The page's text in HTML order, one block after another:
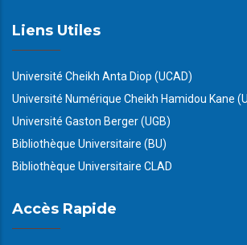
Liens Utiles
Université Cheikh Anta Diop (UCAD)
Université Numérique Cheikh Hamidou Kane
Université Gaston Berger (UGB)
Bibliothèque Universitaire (BU)
Bibliothèque Universitaire CLAD
Accès Rapide